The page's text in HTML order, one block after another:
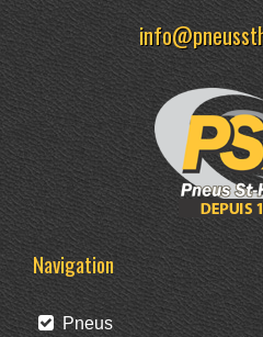
Navigation
Pneus